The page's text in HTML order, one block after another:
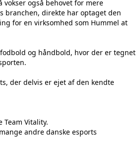
vokser også behovet for mere
branchen, direkte har optaget den
for en virksomhed som Hummel at
og håndbold, hvor der er tegnet
der delvis er ejet af den kendte
Vitality.
andre danske esports